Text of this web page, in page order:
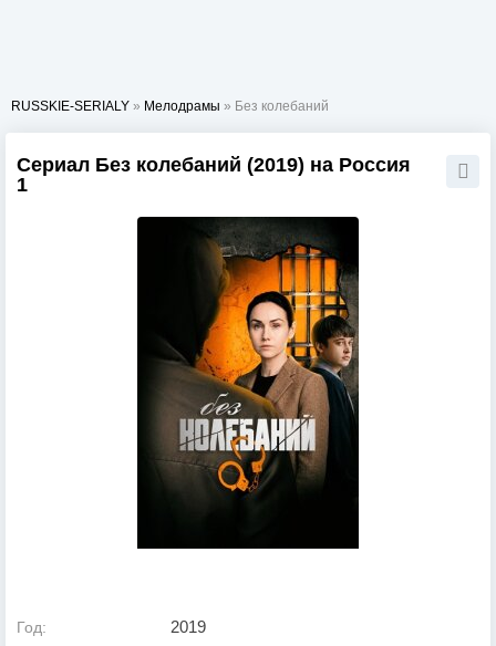
RUSSKIE-SERIALY » Мелодрамы » Без колебаний
Сериал Без колебаний (2019) на Россия
1
Год: 2019